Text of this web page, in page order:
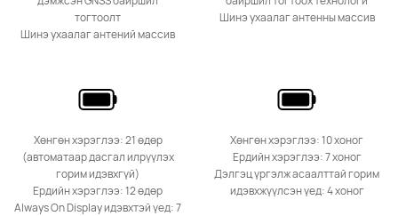
тогтоолт
Шинэ ухаалаг антений массив
Хөнгөн хэрэглээ: 21 өдөр
(автоматаар дасгал илрүүлэх
горим идэвхгүй)
Ердийн хэрэглээ: 12 өдөр
Always On Display идэвхтэй үед: 7
Шинэ ухаалаг антенны массив
Хөнгөн хэрэглээ: 10 хоног
Ердийн хэрэглээ: 7 хоног
Дэлгэц үргэлж асаалттай горим
идэвхжүүлсэн үед: 4 хоног